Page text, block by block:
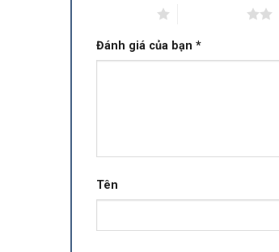
Đánh giá của bạn *
Tên